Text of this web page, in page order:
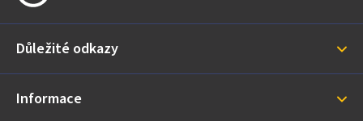
a
í
Důležité odkazy
Informace